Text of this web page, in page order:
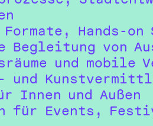
Hands-on
Begleitung von
und mobile
Innen und Außen
für Events,